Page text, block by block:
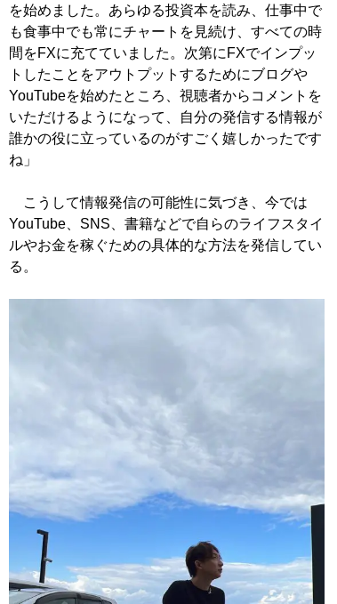
を始めました。あらゆる投資本を読み、仕事中で
も食事中でも常にチャートを見続け、すべての時
間をFXに充てていました。次第にFXでインプッ
トしたことをアウトプットするためにブログや
YouTubeを始めたところ、視聴者からコメントを
いただけるようになって、自分の発信する情報が
誰かの役に立っているのがすごく嬉しかったです
ね」
こうして情報発信の可能性に気づき、今では
YouTube、SNS、書籍などで自らのライフスタイ
ルやお金を稼ぐための具体的な方法を発信してい
る。